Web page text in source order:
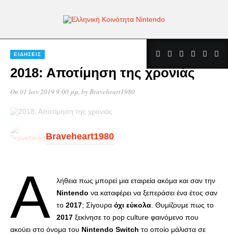
ΕΙΔΉΣΕΙΣ
2018: Αποτίμηση της χρονιάς
On 01 Ιαν 2019 9:00 μμ, byBraveheart1980
Braveheart1980
Α
λήθεια πως μπορεί μια εταιρεία ακόμα και σαν την
Nintendo να καταφέρει να ξεπεράσει ένα έτος σαν
το 2017; Σίγουραόχι εύκολα. Θυμίζουμε πως το
2017 ξεκίνησε το pop culture φαινόμενο που
ακούει στο όνομα του Nintendo Switch το οποίο μάλιστα σε